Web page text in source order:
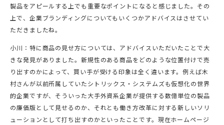
製品をアピールする上でも重要なポイントになると感じました。その
上で、企業ブランディングについてもいくつかアドバイスはさせてい
ただきましたね。
小川：特に商品の見せ方については、アドバイスいただいたことで大
きな発見がありました。新規性のある商品をどのような位置付けで売
り出すのかによって、買い手が受ける印象は全く違います。例えば木
村さんが以前所属していたシトリックス・システムズも仮想化の世界
的企業ですが、そういった大手外資系企業が提供する数億単位の製品
の廉価版として見せるのか、それとも働き方改革に対する新しいソリ
ューションとして打ち出すのかといったことです。現在ホームページ